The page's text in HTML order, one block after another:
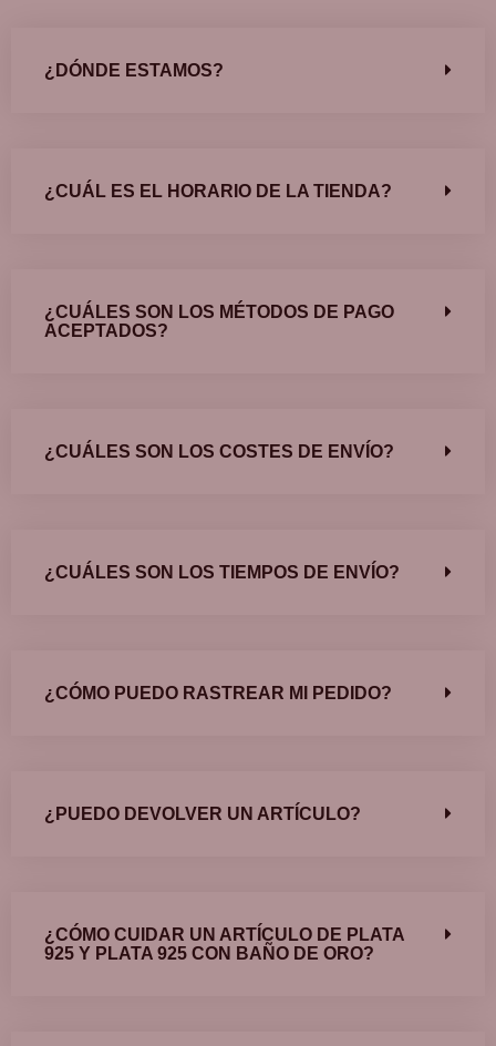
¿DÓNDE ESTAMOS?
¿CUÁL ES EL HORARIO DE LA TIENDA?
¿CUÁLES SON LOS MÉTODOS DE PAGO
ACEPTADOS?
¿CUÁLES SON LOS COSTES DE ENVÍO?
¿CUÁLES SON LOS TIEMPOS DE ENVÍO?
¿CÓMO PUEDO RASTREAR MI PEDIDO?
¿PUEDO DEVOLVER UN ARTÍCULO?
¿CÓMO CUIDAR UN ARTÍCULO DE PLATA
925 Y PLATA 925 CON BAÑO DE ORO?